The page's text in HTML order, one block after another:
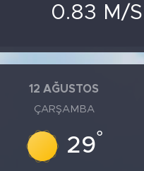
0.83 M/S
12 AĞUSTOS
ÇARŞAMBA
29°